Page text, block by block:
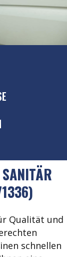
Qualität und
schnellen